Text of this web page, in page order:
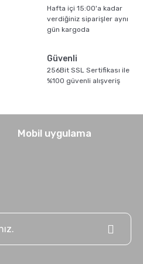
Hafta içi 15:00'a kadar
verdiğiniz siparişler aynı
gün kargoda
Güvenli
256Bit SSL Sertifikası ile
%100 güvenli alışveriş
Mobil uygulama